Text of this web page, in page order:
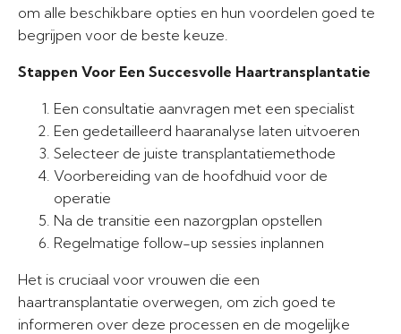
om alle beschikbare opties en hun voordelen goed te
begrijpen voor de beste keuze.
Stappen Voor Een Succesvolle Haartransplantatie
Een consultatie aanvragen met een specialist
Een gedetailleerd haaranalyse laten uitvoeren
Selecteer de juiste transplantatiemethode
Voorbereiding van de hoofdhuid voor de
operatie
Na de transitie een nazorgplan opstellen
Regelmatige follow-up sessies inplannen
Het is cruciaal voor vrouwen die een
haartransplantatie overwegen, om zich goed te
informeren over deze processen en de mogelijke